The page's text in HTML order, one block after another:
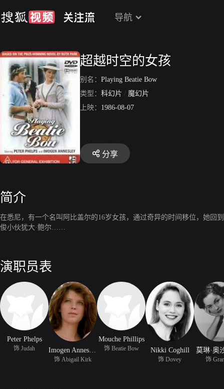
导航
超越时空的女孩
别名： Playing Beatie Bow
类型： 科幻片 / 魔幻片
上映： 1986-08-07
分享
简介
在悉尼，有一个名叫阿比盖尔的16岁女孩，通过奇异的时间移位，她回
俊小伙犹大·鲍尔……
演职员表
Peter Phelps
饰 Judah
饰 Abigail Kirk
Mouche Phillips
饰 Beatie Bow Nikki Coghill
饰 Dovey
莫琳·奥
饰